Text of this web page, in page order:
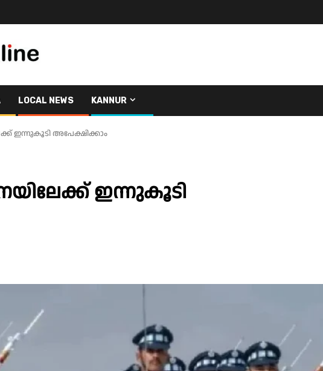
LOCAL NEWS KANNUR
ഇന്നുകൂടി അപേക്ഷിക്കാം
ഇന്നുകൂടി